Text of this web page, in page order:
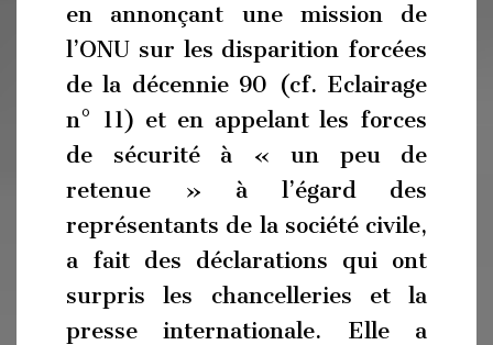
en annonçant une mission de
l’ONU sur les disparition forcées
de la décennie 90 (cf. Eclairage
n° 11) et en appelant les forces
de sécurité à « un peu de
retenue » à l’égard des
représentants de la société civile,
a fait des déclarations qui ont
surpris les chancelleries et la
presse internationale. Elle a